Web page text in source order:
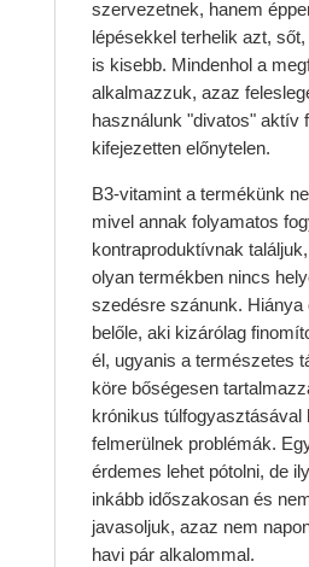
szervezetnek, hanem
lépésekkel terhelik azt,
is kisebb. Mindenhol a
alkalmazzuk, azaz
használunk "divatos" aktív
kifejezetten előnytelen.
B3-vitamint a termékünk
mivel annak folyamatos
kontraproduktívnak
olyan termékben nincs
szedésre szánunk. Hiánya
belőle, aki kizárólag
él, ugyanis a természetes
köre bőségesen
krónikus túlfogyasztásával
felmerülnek problémák.
érdemes lehet pótolni, de
inkább időszakosan és
javasoljuk, azaz nem
havi pár alkalommal.